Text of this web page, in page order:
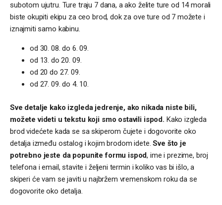
subotom ujutru. Ture traju 7 dana, a ako želite ture od 14 morali
biste okupiti ekipu za ceo brod, dok za ove ture od 7 možete i
iznajmiti samo kabinu.
od 30. 08. do 6. 09.
od 13. do 20. 09.
od 20 do 27. 09.
od 27. 09. do 4. 10.
Sve detalje kako izgleda jedrenje, ako nikada niste bili,
možete videti u tekstu koji smo ostavili ispod. Kako izgleda
brod videćete kada se sa skiperom čujete i dogovorite oko
detalja između ostalog i kojim brodom idete. Sve što je
potrebno jeste da popunite formu ispod, ime i prezime, broj
telefona i email, stavite i željeni termin i koliko vas bi išlo, a
skiperi će vam se javiti u najbržem vremenskom roku da se
dogovorite oko detalja.